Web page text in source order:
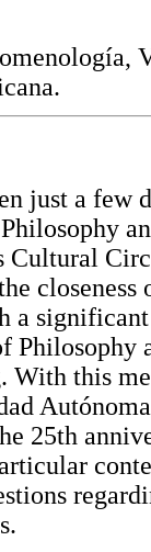
just a few
Cultural
a
Philosophy
With this
25th